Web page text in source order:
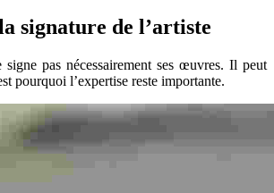
signature de l’artiste
signe pas nécessairement ses œuvres. Il peut
pourquoi l’expertise reste importante.